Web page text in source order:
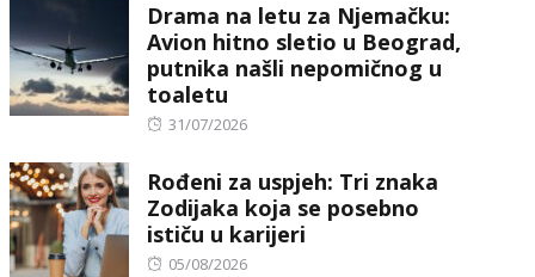
Drama na letu za Njemačku:
Avion hitno sletio u Beograd,
putnika našli nepomičnog u
toaletu
Posted
31/07/2026
Rođeni za uspjeh: Tri znaka
Zodijaka koja se posebno
ističu u karijeri
Posted
05/08/2026